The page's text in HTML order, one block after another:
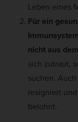
Leben eines
Für ein
nicht aus
sich zutraut,
suchen.
resigniert
belohnt.